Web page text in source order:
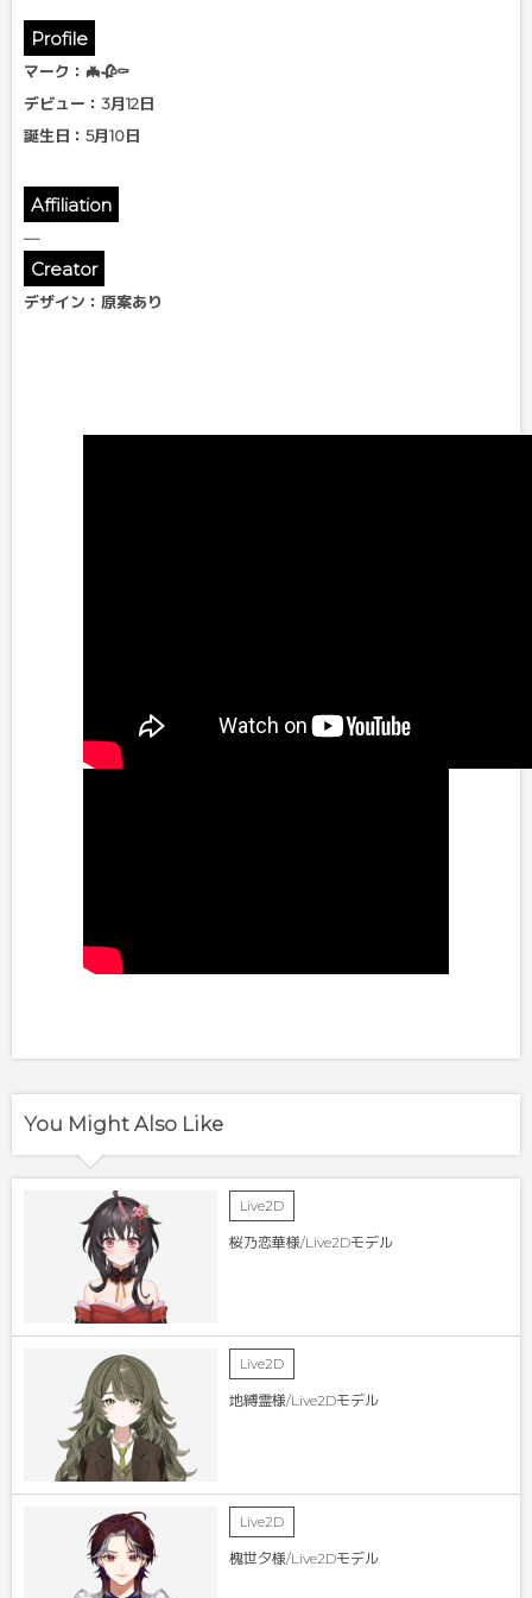
Profile
マーク：🦇🥀⚰
デビュー：3月12日
誕生日：5月10日
Affiliation
—
Creator
デザイン ：原案あり
You Might Also Like
Live2D
桜乃恋華様/Live2Dモデル
Live2D
地縛霊様/Live2Dモデル
Live2D
槐世夕様/Live2Dモデル